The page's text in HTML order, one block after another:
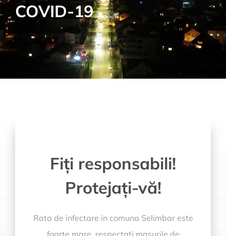
COVID-19
Fiți responsabili!
Protejați-vă!
Rata de infectare in comuna Selimbar este